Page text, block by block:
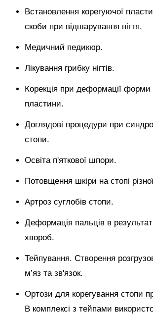
Встановлення корегуючої
скоби при відшарування нігтя.
Медичний педикюр.
Лікування грибку нігтів.
Корекція при деформації форми
пластини.
Доглядові процедури при
стопи.
Освіта п'яткової шпори.
Потовщення шкіри на стопі різної
Артроз суглобів стопи.
Деформація пальців в
хвороб.
Тейпування. Створення
м’яз та зв'язок.
Ортози для корегування стопи
В комплексі з тейпами